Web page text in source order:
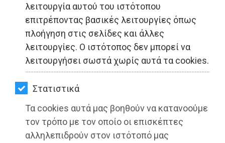
λειτουργία αυτού του ιστότοπου
επιτρέποντας βασικές λειτουργίες όπως
πλοήγηση στις σελίδες και άλλες
λειτουργίες. Ο ιστότοπος δεν μπορεί να
λειτουργήσει σωστά χωρίς αυτά τα cookies.
Στατιστικά
Τα cookies αυτά μας βοηθούν να κατανοούμε
τον τρόπο με τον οποίο οι επισκέπτες
αλληλεπιδρούν στον ιστότοπό μας
ΠΟΛΙΤΙΣΜΟΣ
ΣΠΙΤΙ-
ΚΗΠΟΣ
ΥΓΕΙΑ
LIFESTYLE
ΤΑΞΙΔΙΑ
ΕΞΟΔΟΣ